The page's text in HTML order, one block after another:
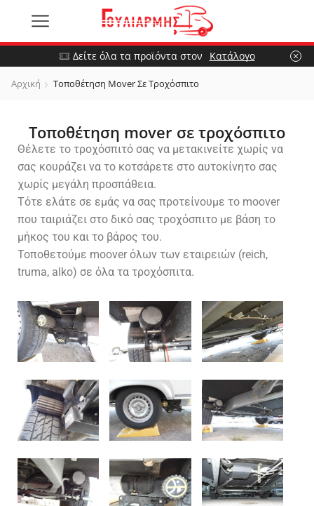
Δείτε όλα τα προϊόντα στον Κατάλογο
Αρχική Τοποθέτηση Mover Σε Τροχόσπιτο
Τοποθέτηση mover σε τροχόσπιτο
Θέλετε το τροχόσπιτό σας να μετακινείτε χωρίς να
σας κουράζει να το κοτσάρετε στο αυτοκίνητο σας
χωρίς μεγάλη προσπάθεια.
Τότε ελάτε σε εμάς να σας προτείνουμε το moover
που ταιριάζει στο δικό σας τροχόσπιτο με βάση το
μήκος του και το βάρος του.
Τοποθετούμε moover όλων των εταιρειών (reich,
truma, alko) σε όλα τα τροχόσπιτα.